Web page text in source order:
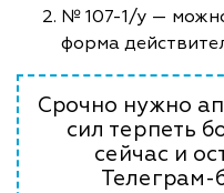
№ 107-1/у —
форма
Срочно нужно
сил терпеть
сейчас и
Телеграм-